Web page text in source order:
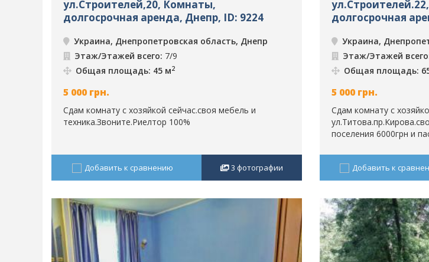
ул.Строителей,20, Комнаты,
долгосрочная аренда, Днепр, ID: 9224
Украина, Днепропетровская область, Днепр
Этаж/Этажей всего: 7/9
Общая площадь: 45 м2
5 000 грн.
Сдам комнату с хозяйкой сейчас.своя мебель и
техника.Звоните.Риелтор 100%
Добавить к сравнению 3 фотографии
долгосрочная
Украина,
Этаж/Этажей
Общая площадь:
5 000 грн.
Сдам комнату с
поселения 6000грн и
Добавить к